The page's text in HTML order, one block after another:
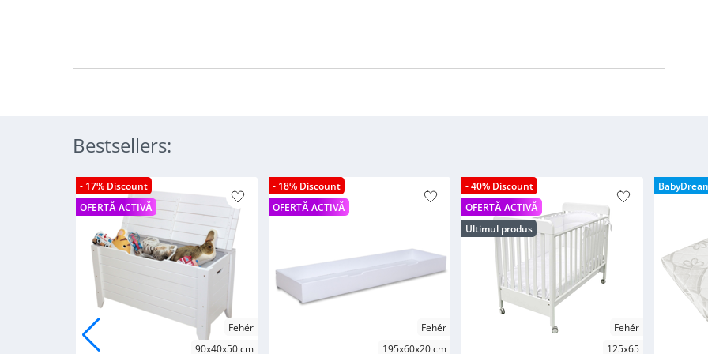
Bestsellers:
- 17% Discount
OFERTĂ ACTIVĂ
Fehér
90x40x50 cm
- 18% Discount
OFERTĂ ACTIVĂ
Fehér
195x60x20 cm
- 40% Discount
OFERTĂ ACTIVĂ
Ultimul produs
Fehér
125x65